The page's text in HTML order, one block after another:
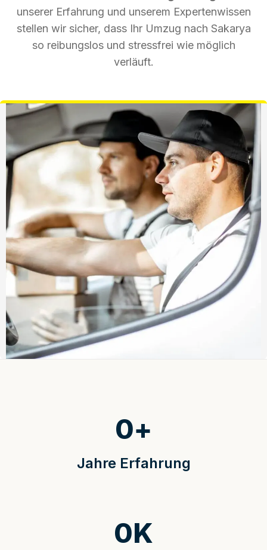
unserer Erfahrung und unserem Expertenwissen
stellen wir sicher, dass Ihr Umzug nach Sakarya
so reibungslos und stressfrei wie möglich
verläuft.
Jahre Erfahrung
0+
0K